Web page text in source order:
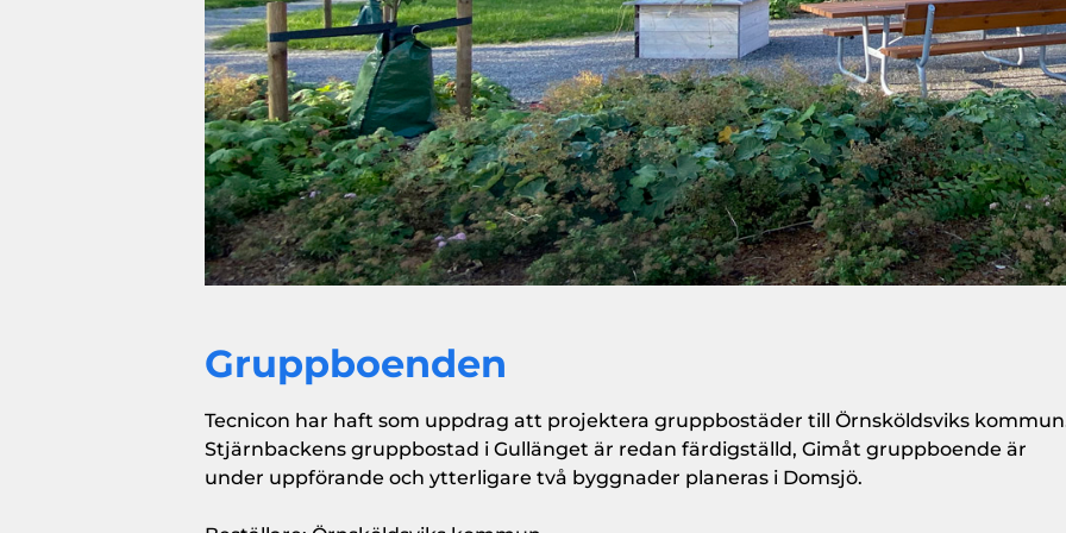
Gruppboenden
Tecnicon har haft som uppdrag att projektera gruppbostäder till Örnsköldsviks
Stjärnbackens gruppbostad i Gullänget är redan färdigställd, Gimåt gruppboende är
under uppförande och ytterligare två byggnader planeras i Domsjö.